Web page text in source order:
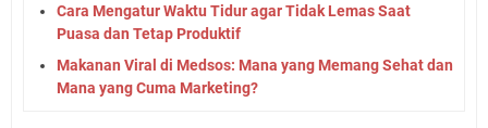
Cara Mengatur Waktu Tidur agar Tidak Lemas Saat
Puasa dan Tetap Produktif
Makanan Viral di Medsos: Mana yang Memang Sehat dan
Mana yang Cuma Marketing?